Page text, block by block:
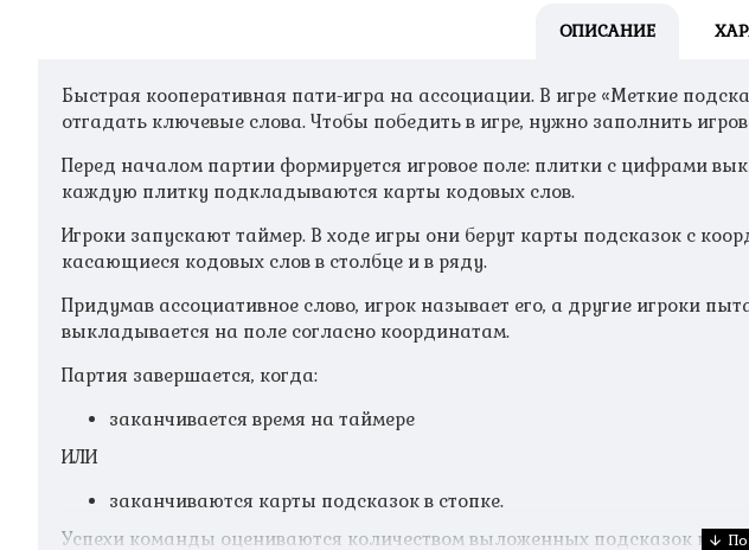
ОПИСАНИЕ
Быстрая кооперативная пати-игра на ассоциации. В игре «Меткие
отгадать ключевые слова. Чтобы победить в игре, нужно заполнить
Перед началом партии формируется игровое поле: плитки с цифрами
каждую плитку подкладываются карты кодовых слов.
Игроки запускают таймер. В ходе игры они берут карты подсказок с
касающиеся кодовых слов в столбце и в ряду.
Придумав ассоциативное слово, игрок называет его, а другие игроки
выкладывается на поле согласно координатам.
Партия завершается, когда:
заканчивается время на таймере
ИЛИ
заканчиваются карты подсказок в стопке.
Успехи команды оцениваются количеством выложенных подсказок на